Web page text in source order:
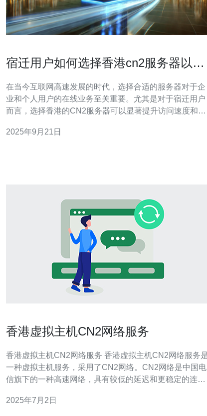
宿迁用户如何选择香港cn2服务器以优
在当今互联网高速发展的时代，选择合适的服务器对于企
业和个人用户的在线业务至关重要。尤其是对于宿迁用户
而言，选择香港的CN2服务器可以显著提升访问速度和稳
务器，以优化访问体验。 首先，我们需要了解什么是香港
2025年9月21日
香港虚拟主机CN2网络服务
香港虚拟主机CN2网络服务 香港虚拟主机CN2网络服务是
一种虚拟主机服务，采用了CN2网络。CN2网络是中国电
信旗下的一种高速网络，具有较低的延迟和更稳定的连
络服务有以下优势： 高速稳定：CN2网络具有较低的延迟
2025年7月2日